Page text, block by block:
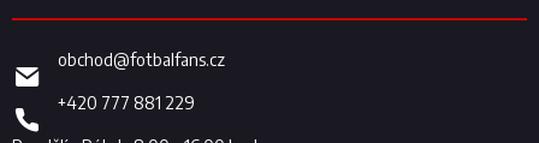
obchod@fotbalfans.cz
+420 777 881 229